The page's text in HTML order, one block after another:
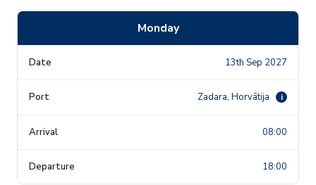
Monday
13th Sep 2027
Zadara, Horvātija i
08:00
18:00